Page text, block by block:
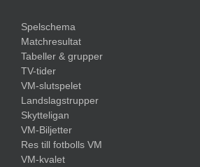
Spelschema
Matchresultat
Tabeller & grupper
TV-tider
VM-slutspelet
Landslagstrupper
Skytteligan
VM-Biljetter
Res till fotbolls VM
VM-kvalet